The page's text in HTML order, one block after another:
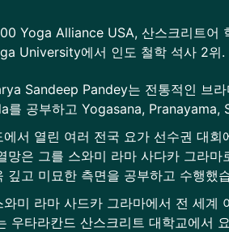
Yoga Alliance USA, 산스크리트
University에서 인도 철학 석사 2위.
Sandeep Pandey는 전통적인 브
를 공부하고 Yogasana, Pranayama,
에서 열린 여러 전국 요가 선수권 대
망은 그를 스와미 라마 사다카 그라
깊고 미묘한 측면을 공부하고 수행했
와미 라마 사드카 그라마에서 전 세계
우타라칸드 산스크리트 대학교에서